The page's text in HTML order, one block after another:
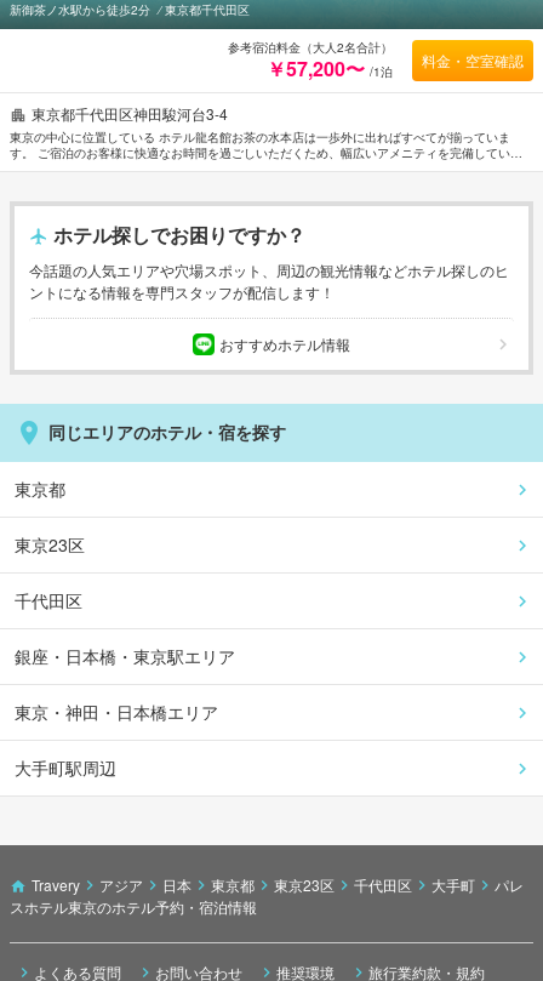
東京都千代田区神田駿河台3-4
東京の中心に位置している ホテル龍名館お茶の水本店は一歩外に出ればすべてが揃っていま
す。 ご宿泊のお客様に快適なお時間を過ごしいただくため、幅広いアメニティを完備していま
す。 ホテル龍名館お茶の水本店のスタッフがおもてなしの心を持って丁寧にご対応します。 客
ーネット, 無料ワイヤレス インターネット, 禁煙ルーム, エアコンなどを備えた客室もあります。
スとプロフェッショナルな姿勢でホテル龍名館お茶の水本店のスタッフはお客様のリクエストに
応じてくれます。
新御茶ノ水駅から徒歩2分 ⁄東京都千代田区
参考宿泊料金（大人2名合計）
￥57,200〜 /1泊
料金・空室確認
ホテル探しでお困りですか？
今話題の人気エリアや穴場スポット、周辺の観光情報などホテル探しのヒ
ントになる情報を専門スタッフが配信します！
おすすめホテル情報
同じエリアのホテル・宿を探す
東京都
東京23区
千代田区
銀座・日本橋・東京駅エリア
東京・神田・日本橋エリア
大手町駅周辺
Travery アジア 日本 東京都 東京23区 千代田区 大手町
パレ
スホテル東京のホテル予約・宿泊情報
よくある質問 お問い合わせ 推奨環境 旅行業約款・規約